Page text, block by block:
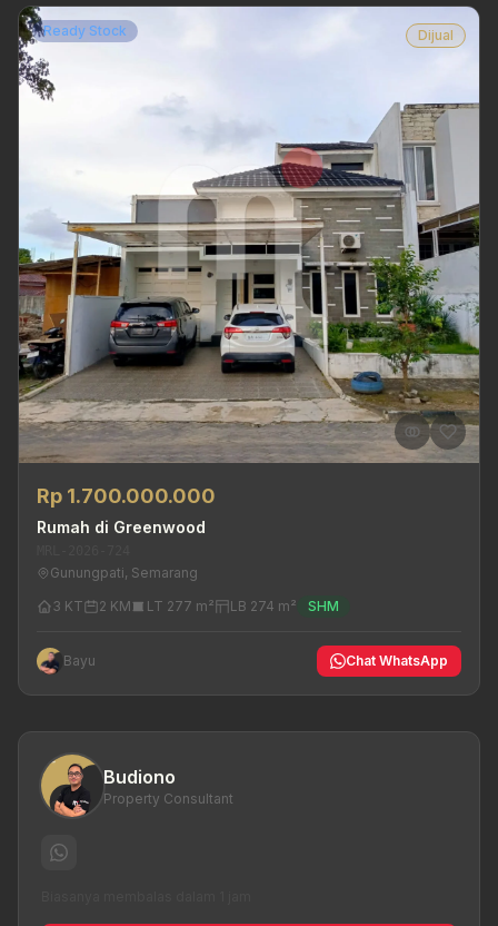
Ready Stock Dijual
Rp 1.700.000.000
Rumah di Greenwood
Gunungpati, Semarang
3 KT
2 KM LT 277 m² LB 274 m² SHM
Bayu Chat WhatsApp
Budiono
Property Consultant